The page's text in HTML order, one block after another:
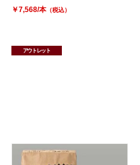
￥7,568/本 （税込）
アウトレット